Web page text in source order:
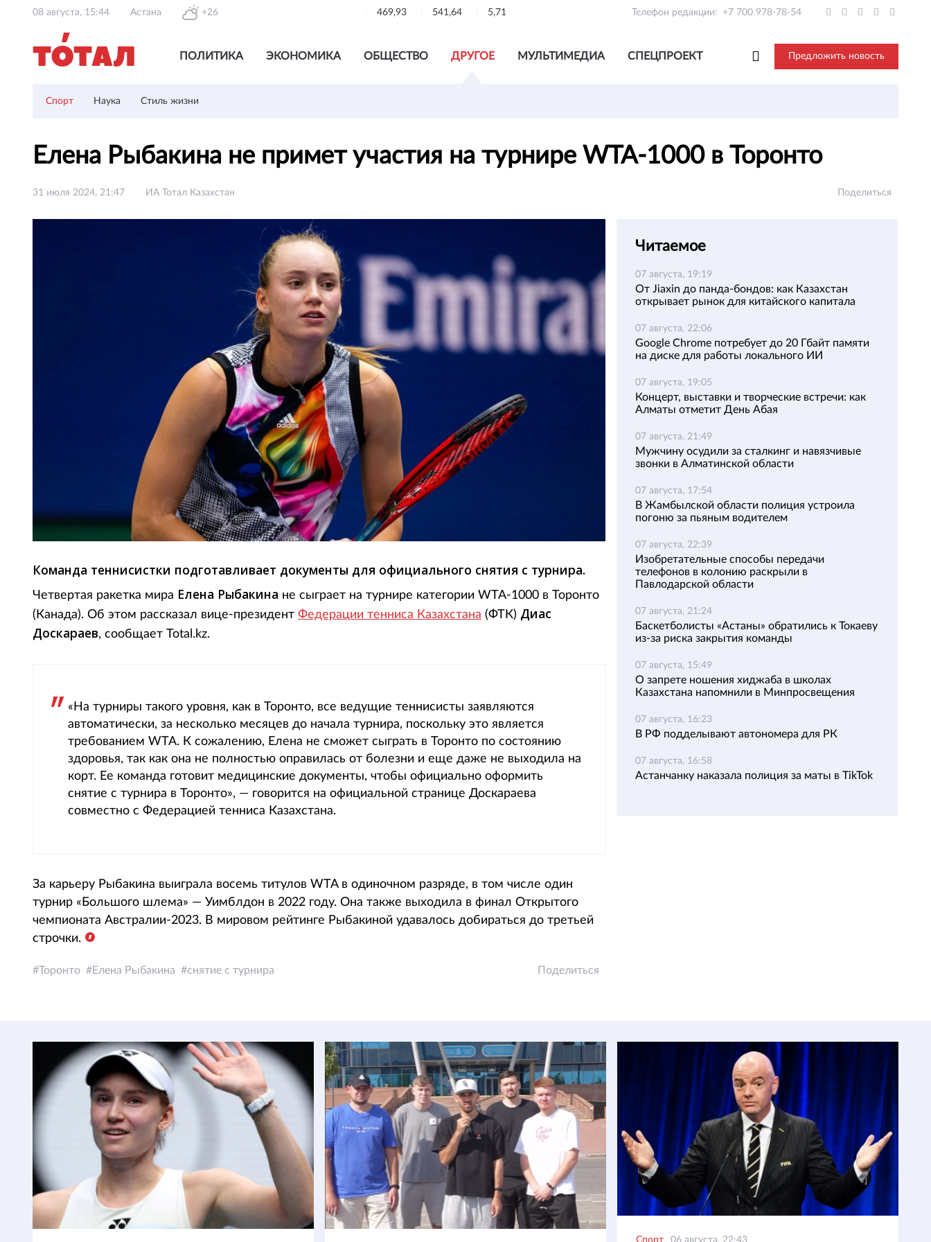
08 августа, 15:44 Астана +26 469,93 541,64 5,71 Телефон редакции: +7 700 978-78-54
ПОЛИТИКА ЭКОНОМИКА ОБЩЕСТВО ДРУГОЕ МУЛЬТИМЕДИА СПЕЦПРОЕКТ Предложить новость
Спорт Наука Стиль жизни
Елена Рыбакина не примет участия на турнире WTA-1000 в Торонто
31 июля 2024, 21:47 ИА Тотал Казахстан Поделиться
Команда теннисистки подготавливает документы для официального снятия с турнира.
Четвертая ракетка мира Елена Рыбакина не сыграет на турнире категории WTA-1000 в Торонто
(Канада). Об этом рассказал вице-президент Федерации тенниса Казахстана (ФТК) Диас
Доскараев, сообщает Total.kz.
«На турниры такого уровня, как в Торонто, все ведущие теннисисты заявляются
автоматически, за несколько месяцев до начала турнира, поскольку это является
требованием WTA. К сожалению, Елена не сможет сыграть в Торонто по состоянию
здоровья, так как она не полностью оправилась от болезни и еще даже не выходила на
корт. Ее команда готовит медицинские документы, чтобы официально оформить
снятие с турнира в Торонто», — говорится на официальной странице Доскараева
совместно с Федерацией тенниса Казахстана.
За карьеру Рыбакина выиграла восемь титулов WTA в одиночном разряде, в том числе один
турнир «Большого шлема» — Уимблдон в 2022 году. Она также выходила в финал Открытого
чемпионата Австралии-2023. В мировом рейтинге Рыбакиной удавалось добираться до третьей
строчки.
Торонто Елена Рыбакина снятие с турнира Поделиться
Читаемое
07 августа, 19:19
От Jiaxin до панда-бондов: как Казахстан
открывает рынок для китайского капитала
07 августа, 22:06
Google Chrome потребует до 20 Гбайт памяти
на диске для работы локального ИИ
07 августа, 19:05
Концерт, выставки и творческие встречи: как
Алматы отметит День Абая
07 августа, 21:49
Мужчину осудили за сталкинг и навязчивые
звонки в Алматинской области
07 августа, 17:54
В Жамбылской области полиция устроила
погоню за пьяным водителем
07 августа, 22:39
Изобретательные способы передачи
телефонов в колонию раскрыли в
Павлодарской области
07 августа, 21:24
Баскетболисты «Астаны» обратились к Токаеву
из-за риска закрытия команды
07 августа, 15:49
О запрете ношения хиджаба в школах
Казахстана напомнили в Минпросвещения
07 августа, 16:23
В РФ подделывают автономера для РК
07 августа, 16:58
Астанчанку наказала полиция за маты в TikTok
Спорт 06 августа, 22:43